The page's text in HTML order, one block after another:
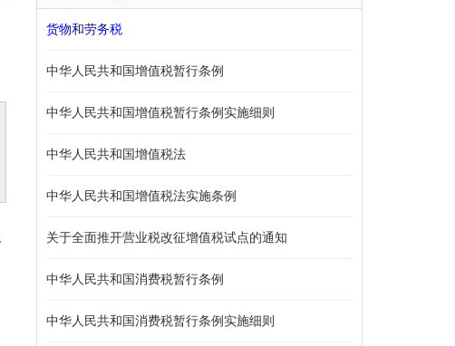
货物和劳务税
中华人民共和国增值税暂行条例
中华人民共和国增值税暂行条例实施细则
中华人民共和国增值税法
中华人民共和国增值税法实施条例
关于全面推开营业税改征增值税试点的通知
中华人民共和国消费税暂行条例
中华人民共和国消费税暂行条例实施细则